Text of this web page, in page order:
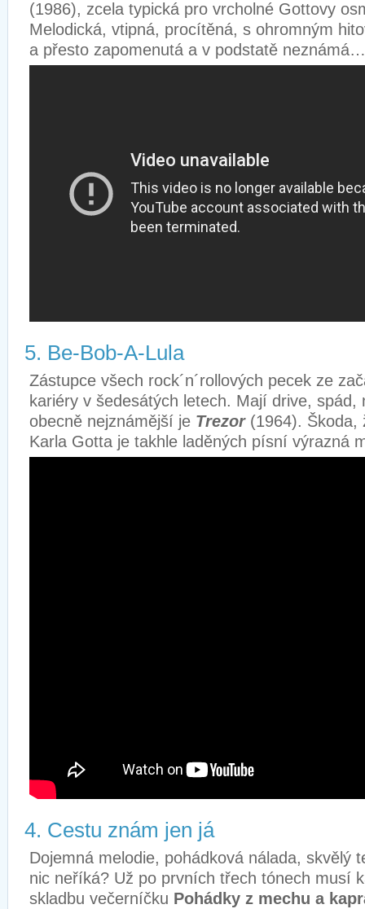
(1986), zcela typická pro vrcholné Gottovy
Melodická, vtipná, procítěná, s ohromným
a přesto zapomenutá a v podstatě neznámá…
5. Be-Bob-A-Lula
Zástupce všech rock´n´rollových pecek ze
kariéry v šedesátých letech. Mají drive, spád,
obecně nejznámější je Trezor (1964). Škoda,
Karla Gotta je takhle laděných písní výrazná
4. Cestu znám jen já
Dojemná melodie, pohádková nálada, skvělý
nic neříká? Už po prvních třech tónech musí
skladbu večerníčku Pohádky z mechu a